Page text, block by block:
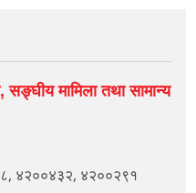
सङ्‍घीय मामिला तथा सामान्य
४२००४३२, ४२००२९१